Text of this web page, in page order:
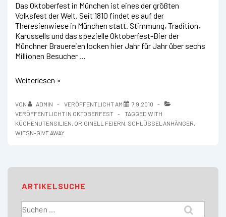
Das Oktoberfest in München ist eines der größten
Volksfest der Welt. Seit 1810 findet es auf der
Theresienwiese in München statt. Stimmung, Tradition,
Karussells und das spezielle Oktoberfest-Bier der
Münchner Brauereien locken hier Jahr für Jahr über sechs
Millionen Besucher …
Oktoberfest
Weiterlesen »
VON ADMIN VERÖFFENTLICHT AM
7.9.2010
VERÖFFENTLICHT IN OKTOBERFEST
TAGGED WITH
KÜCHENUTENSILIEN, ORIGINELL FEIERN, SCHLÜSSELANHÄNGER,
WIESN-GIVE AWAY
ARTIKELSUCHE
nach: